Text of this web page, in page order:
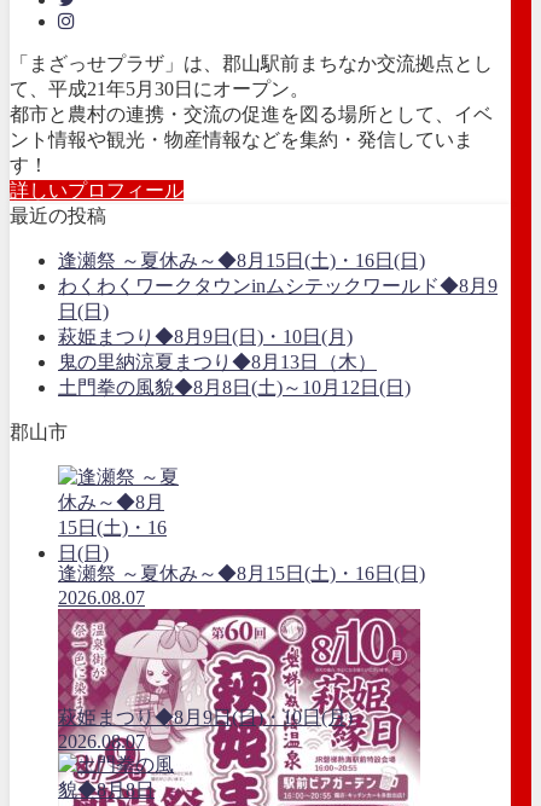
「まざっせプラザ」は、郡山駅前まちなか交流拠点とし
て、平成21年5月30日にオープン。
都市と農村の連携・交流の促進を図る場所として、イベ
ント情報や観光・物産情報などを集約・発信していま
す！
詳しいプロフィール
最近の投稿
逢瀬祭 ～夏休み～◆8月15日(土)・16日(日)
わくわくワークタウンinムシテックワールド◆8月9
日(日)
萩姫まつり◆8月9日(日)・10日(月)
鬼の里納涼夏まつり◆8月13日（木）
土門拳の風貌◆8月8日(土)～10月12日(日)
郡山市
逢瀬祭 ～夏休み～◆8月15日(土)・16日(日)
2026.08.07
萩姫まつり◆8月9日(日)・10日(月)
2026.08.07